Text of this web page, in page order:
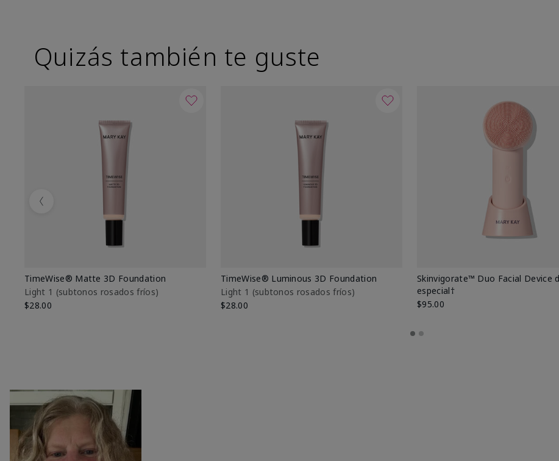
Quizás también te guste
TimeWise® Matte 3D Foundation
Light 1​ (subtonos rosados fríos)
$28.00
TimeWise® Luminous 3D Foundation
Light 1​ (subtonos rosados fríos)
$28.00
Skinvigorate™ Duo Facial Device
especial†
$95.00
Previous